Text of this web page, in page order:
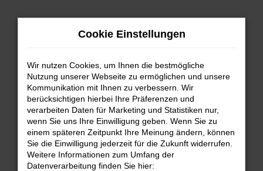
Zum
FEHLER: NETWORK ERROR
Beim Laden ist ein Fehler aufgetreten.
Hier sind ein paar Tipps, die dir helfen können:
Cookie Einstellungen
Wir nutzen Cookies, um Ihnen die bestmögliche
Nutzung unserer Webseite zu ermöglichen und unsere
Kommunikation mit Ihnen zu verbessern. Wir
berücksichtigen hierbei Ihre Präferenzen und
verarbeiten Daten für Marketing und Statistiken nur,
wenn Sie uns Ihre Einwilligung geben. Wenn Sie zu
einem späteren Zeitpunkt Ihre Meinung ändern, können
Sie die Einwilligung jederzeit für die Zukunft widerrufen.
Weitere Informationen zum Umfang der
Datenverarbeitung finden Sie hier: